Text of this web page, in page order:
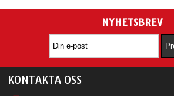
NYHETSBREV
KONTAKTA OSS